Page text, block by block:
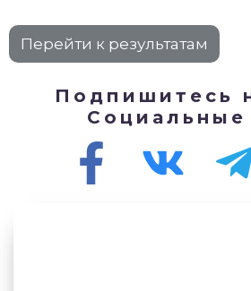
Подпишитесь
Социальные